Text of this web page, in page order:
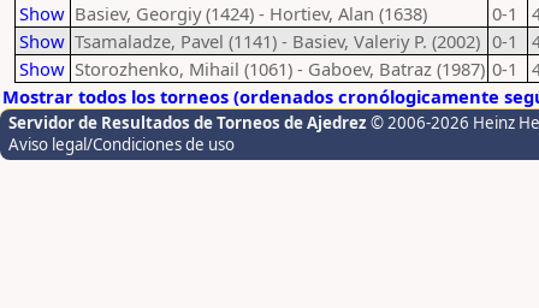
Show Basiev, Georgiy (1424) - Hortiev, Alan (1638) 0-1
Show Tsamaladze, Pavel (1141) - Basiev, Valeriy P. (2002) 0-1
Show Storozhenko, Mihail (1061) - Gaboev, Batraz (1987) 0-1
Mostrar todos los torneos (ordenados cronólogicamente
Servidor de Resultados de Torneos de Ajedrez © 2006-2026 Heinz
Aviso legal/Condiciones de uso